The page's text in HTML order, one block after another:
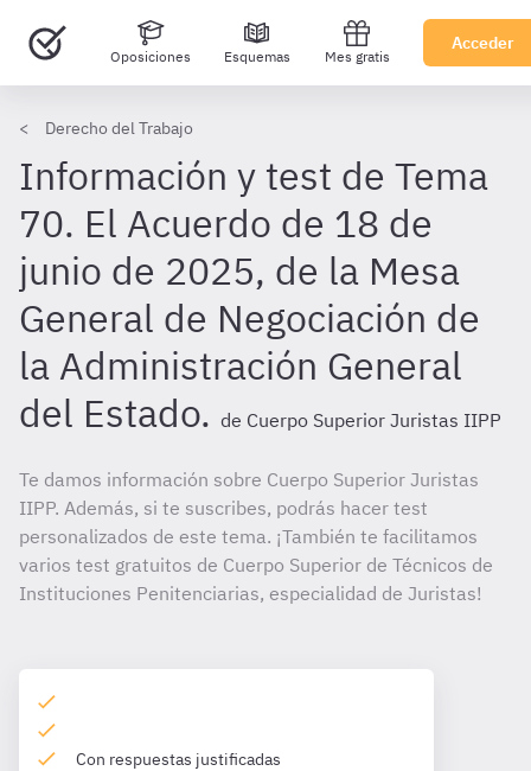
Oposiciones Esquemas Mes gratis
Acceder
Derecho del Trabajo
Información y test de Tema
70. El Acuerdo de 18 de
junio de 2025, de la Mesa
General de Negociación de
la Administración General
del Estado. de Cuerpo Superior Juristas IIPP
Te damos información sobre Cuerpo Superior Juristas
IIPP. Además, si te suscribes, podrás hacer test
personalizados de este tema. ¡También te facilitamos
varios test gratuitos de Cuerpo Superior de Técnicos de
Instituciones Penitenciarias, especialidad de Juristas!
Con respuestas justificadas